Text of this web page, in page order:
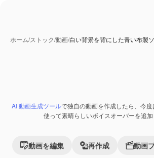
ホーム/ストック/動画/白い背景を背にした青い布製
Premium
AI 動画生成ツールで独自の動画を作成したら、今度
使って素晴らしいボイスオーバーを追加
動画を編集 再作成 動画